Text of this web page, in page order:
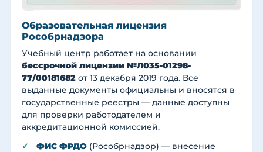
Образовательная лицензия
Рособрнадзора
Учебный центр работает на основании
бессрочной лицензии №Л035-01298-
77/00181682 от 13 декабря 2019 года. Все
выданные документы официальны и вносятся в
государственные реестры — данные доступны
для проверки работодателем и
аккредитационной комиссией.
ФИС ФРДО (Рособрнадзор) — внесение